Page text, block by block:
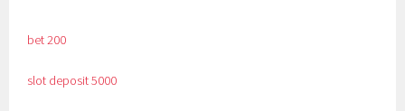
bet 200
slot deposit 5000